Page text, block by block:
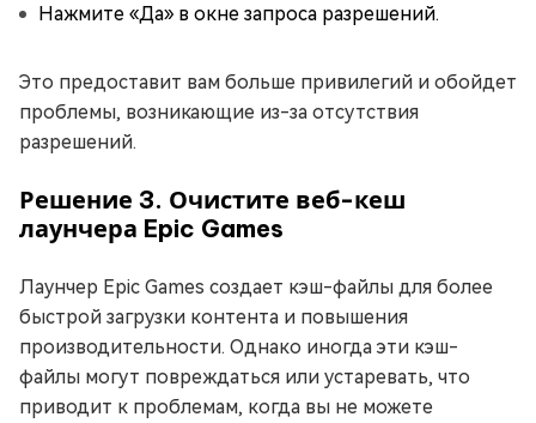
Нажмите «Да» в окне запроса разрешений.
Это предоставит вам больше привилегий и обойдет
проблемы, возникающие из-за отсутствия
разрешений.
Решение 3. Очистите веб-кеш
лаунчера Epic Games
Лаунчер Epic Games создает кэш-файлы для более
быстрой загрузки контента и повышения
производительности. Однако иногда эти кэш-
файлы могут повреждаться или устаревать, что
приводит к проблемам, когда вы не можете